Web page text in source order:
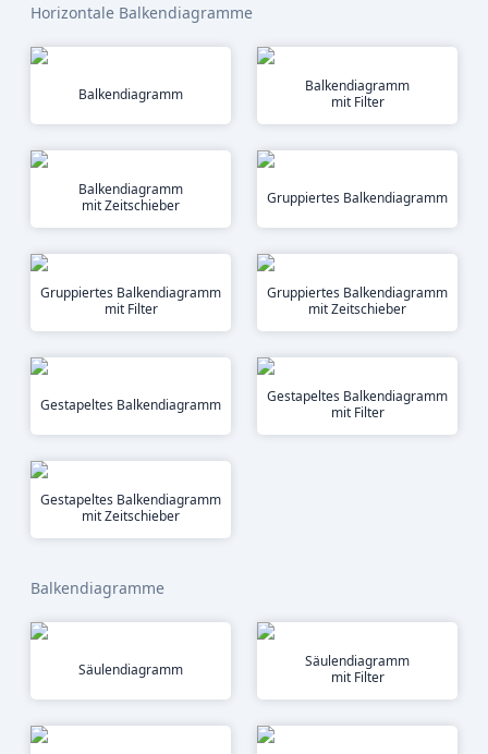
Horizontale Balkendiagramme
Balkendiagramm
Balkendiagramm
mit Filter
Balkendiagramm
mit Zeitschieber
Gruppiertes Balkendiagramm
Gruppiertes Balkendiagramm
mit Filter
Gruppiertes Balkendiagramm
mit Zeitschieber
Gestapeltes Balkendiagramm
Gestapeltes Balkendiagramm
mit Filter
Gestapeltes Balkendiagramm
mit Zeitschieber
Balkendiagramme
Säulendiagramm
Säulendiagramm
mit Filter